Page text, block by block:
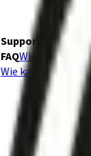
Support
Kontakt
FAQWie verkaufe
Wie kaufe ich ein